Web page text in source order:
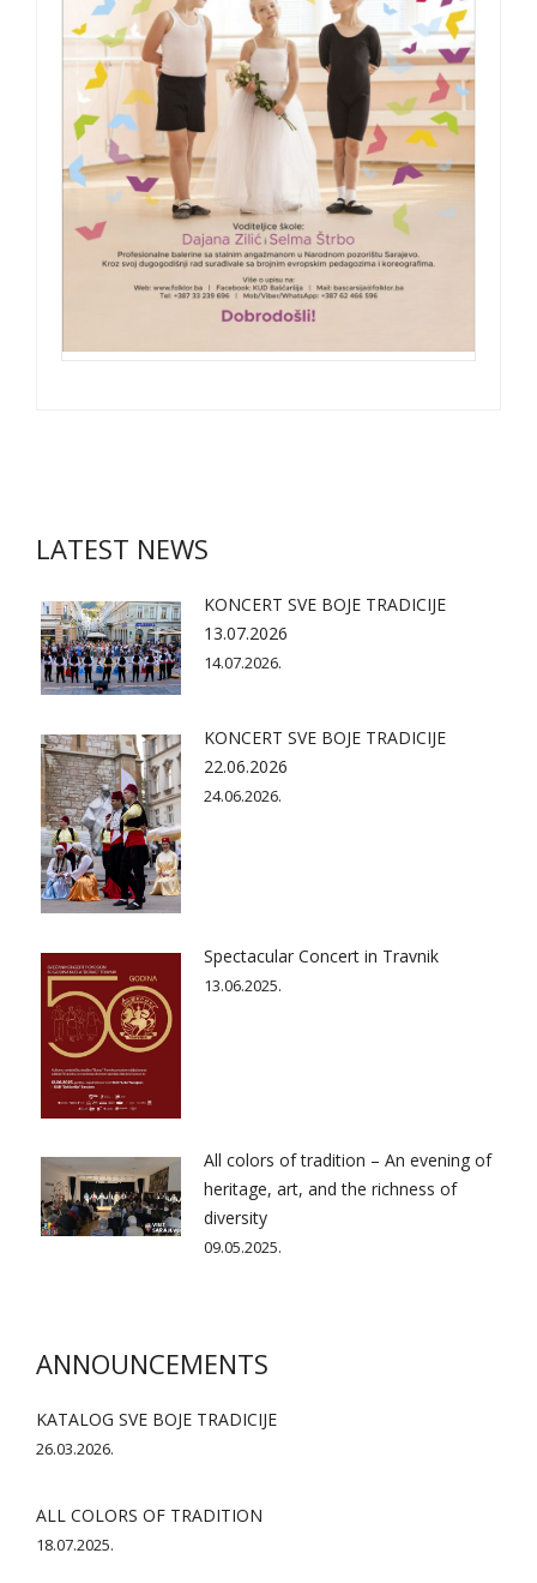
LATEST NEWS
KONCERT SVE BOJE TRADICIJE
13.07.2026
14.07.2026.
KONCERT SVE BOJE TRADICIJE
22.06.2026
24.06.2026.
Spectacular Concert in Travnik
13.06.2025.
All colors of tradition – An evening of
heritage, art, and the richness of
diversity
09.05.2025.
ANNOUNCEMENTS
KATALOG SVE BOJE TRADICIJE
26.03.2026.
ALL COLORS OF TRADITION
18.07.2025.